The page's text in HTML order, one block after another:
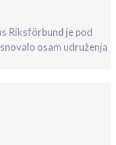
Riksförbund je pod
osam udruženja